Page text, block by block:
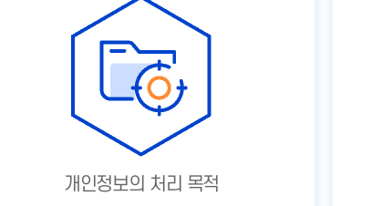
개인정보의 처리 목적